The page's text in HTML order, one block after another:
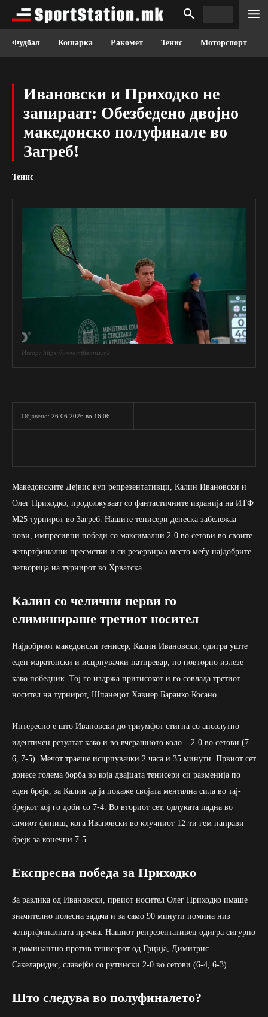
Фудбал Кошарка Ракомет Тенис Моторспорт
Ивановски и Приходко не
запираат: Обезбедено двојно
македонско полуфинале во
Загреб!
Тенис
Извор: https://www.mtftennis.mk
Објавено: 26.06.2026 во 16:06
Македонските Дејвис куп репрезентативци, Калин Ивановски и
Олег Приходко, продолжуваат со фантастичните изданија на ИТФ
М25 турнирот во Загреб. Нашите тенисери денеска забележаа
нови, импресивни победи со максимални 2-0 во сетови во своите
четвртфинални пресметки и си резервираа место меѓу најдобрите
четворица на турнирот во Хрватска.
Калин со челични нерви го
елиминираше третиот носител
Најдобриот македонски тенисер, Калин Ивановски, одигра уште
еден маратонски и исцрпувачки натпревар, но повторно излезе
како победник. Тој го издржа притисокот и го совлада третиот
носител на турнирот, Шпанецот Хавиер Баранко Косано.
Интересно е што Ивановски до триумфот стигна со апсолутно
идентичен резултат како и во вчерашното коло – 2-0 во сетови (7-
6, 7-5). Мечот траеше исцрпувачки 2 часа и 35 минути. Првиот сет
донесе голема борба во која двајцата тенисери си разменија по
еден брејк, за Калин да ја покаже својата ментална сила во тај-
брејкот кој го доби со 7-4. Во вториот сет, одлуката падна во
самиот финиш, кога Ивановски во клучниот 12-ти гем направи
брејк за конечни 7-5.
Експресна победа за Приходко
За разлика од Ивановски, првиот носител Олег Приходко имаше
значително полесна задача и за само 90 минути помина низ
четвртфиналната пречка. Нашиот репрезентативец одигра сигурно
и доминантно против тенисерот од Грција, Димитрис
Сакеларидис, славејќи со рутински 2-0 во сетови (6-4, 6-3).
Што следува во полуфиналето?